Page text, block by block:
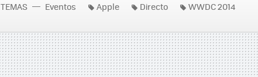
TEMAS Eventos Apple Directo WWDC 2014